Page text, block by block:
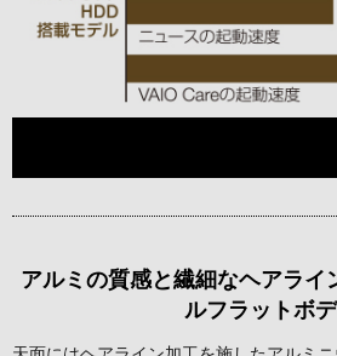
アルミの質感と繊細なヘアライ
ルフラットボ